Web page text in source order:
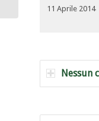
11 Aprile 2014
Nessun